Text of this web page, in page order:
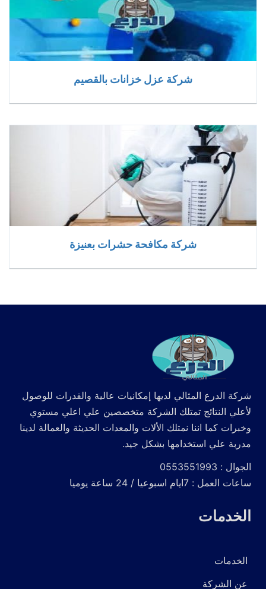
شركة عزل خزانات بالقصيم
شركة مكافحة حشرات بعنيزة
شركة الدرع المثالي لديها إمكانيات عالية والقدرات للوصول
لأعلي النتائج تمتلك الشركة متخصصين علي اعلي مستوي
وخبرات كما اننا نمتلك الألات والمعدات الحديثة والعمالة لدينا
مدربة علي استخدامها بشكل جيد.
الجوال : 0553551993
ساعات العمل : 7ايام اسبوعيا / 24 ساعة يوميا
الخدمات
الخدمات
عن الشركة